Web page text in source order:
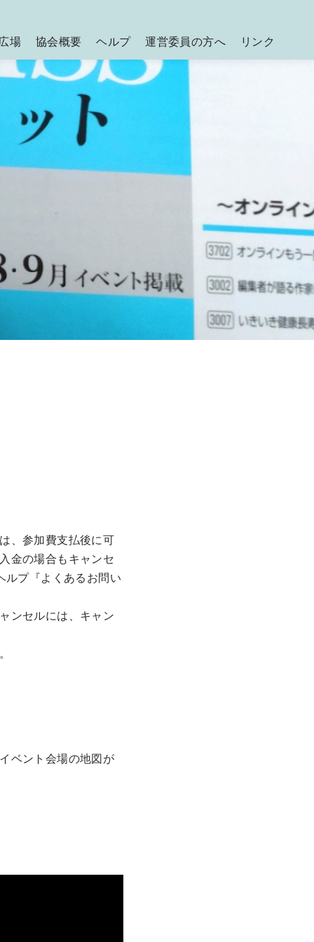
場 協会概要 ヘルプ 運営委員の方へ リンク
、参加費支払後に可
金の場合もキャンセ
ルプ『よくあるお問い
ンセルには、キャン
ベント会場の地図が